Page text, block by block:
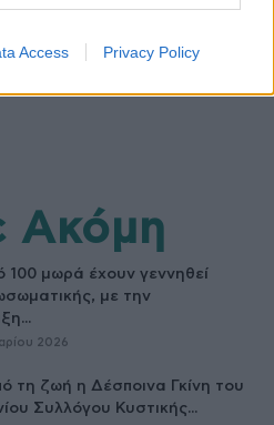
Access Privacy Policy
Ακόμη
100 μωρά έχουν γεννηθεί
με την
2026
τη ζωή η Δέσποινα Γκίνη του
Συλλόγου Κυστικής...